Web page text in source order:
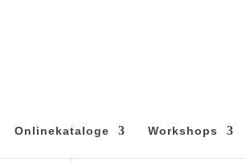
Onlinekataloge Workshops